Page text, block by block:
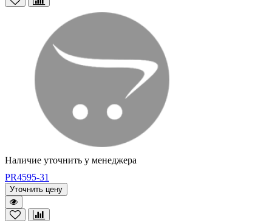
Наличие уточнить у менеджера
PR4595-31
Уточнить цену